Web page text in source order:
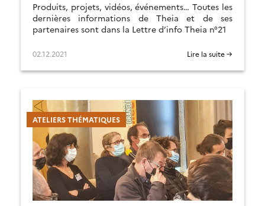
Produits, projets, vidéos, événements… Toutes les
dernières informations de Theia et de ses
partenaires sont dans la Lettre d’info Theia n°21
02.12.2021 Lire la suite →
ATELIERS THÉMATIQUES